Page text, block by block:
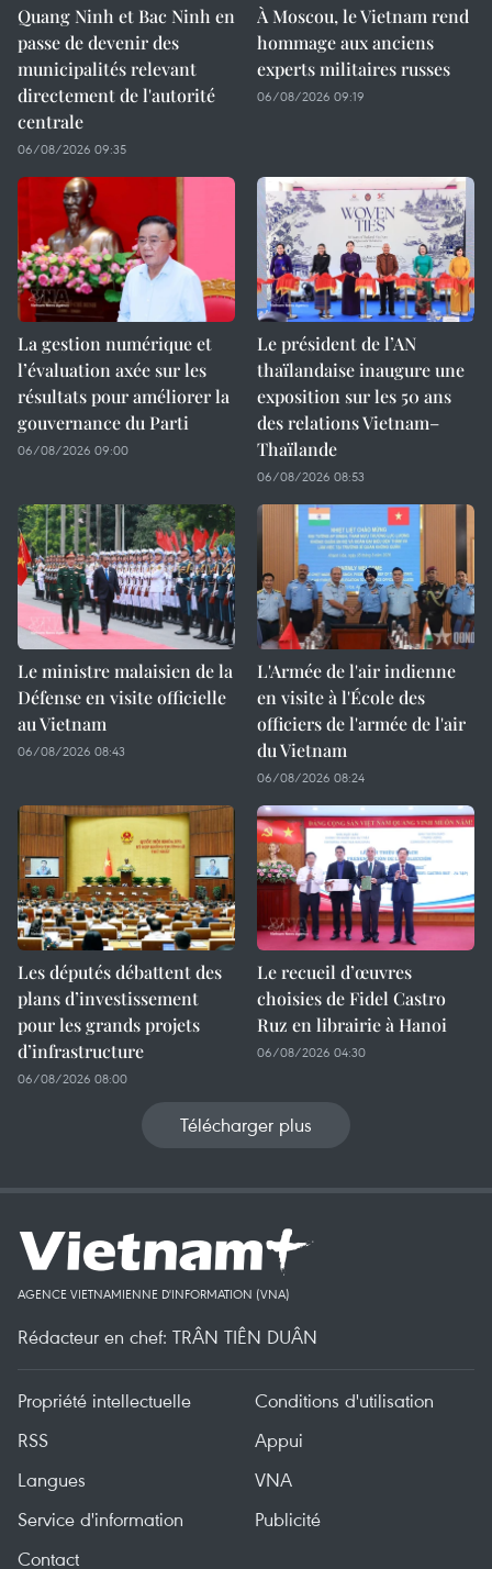
Quang Ninh et Bac Ninh en
passe de devenir des
municipalités relevant
directement de l'autorité
centrale
06/08/2026 09:35
À Moscou, le Vietnam rend
hommage aux anciens
experts militaires russes
06/08/2026 09:19
La gestion numérique et
l’évaluation axée sur les
résultats pour améliorer la
gouvernance du Parti
06/08/2026 09:00
Le président de l’AN
thaïlandaise inaugure une
exposition sur les 50 ans
des relations Vietnam–
Thaïlande
06/08/2026 08:53
Le ministre malaisien de la
Défense en visite officielle
au Vietnam
06/08/2026 08:43
L'Armée de l'air indienne
en visite à l'École des
officiers de l'armée de l'air
du Vietnam
06/08/2026 08:24
Les députés débattent des
plans d’investissement
pour les grands projets
d’infrastructure
06/08/2026 08:00
Le recueil d’œuvres
choisies de Fidel Castro
Ruz en librairie à Hanoi
06/08/2026 04:30
Télécharger plus
AGENCE VIETNAMIENNE D'INFORMATION (VNA)
Rédacteur en chef: TRÂN TIÊN DUÂN
Propriété intellectuelle
Conditions d'utilisation
RSS
Appui
Langues
VNA
Service d'information
Publicité
Contact